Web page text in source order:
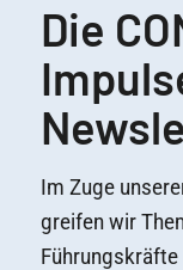
Die
Im Zuge
greifen wir